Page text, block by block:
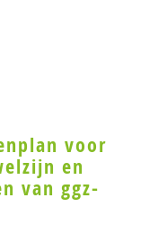
voor
en
van ggz-